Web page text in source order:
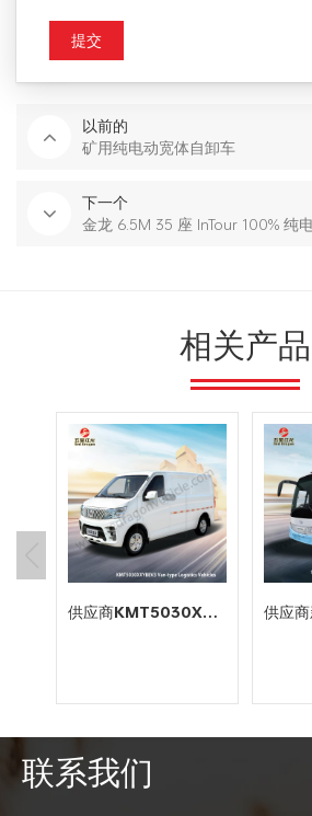
提交
以前的
矿用纯电动宽体自卸车
下一个
金龙 6.5M 35 座 InTour 100% 纯
相关产品
供应商KMT5030XXYBEV3厢式纯电动物流车
阅读更多
联系我们